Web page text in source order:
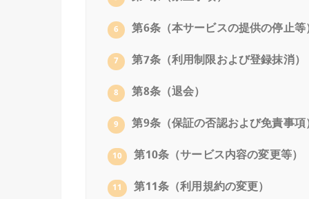
6 第6条（本サービスの提供の停止等
7 第7条（利用制限および登録抹消）
8 第8条（退会）
9 第9条（保証の否認および免責事項
10 第10条（サービス内容の変更等）
11 第11条（利用規約の変更）